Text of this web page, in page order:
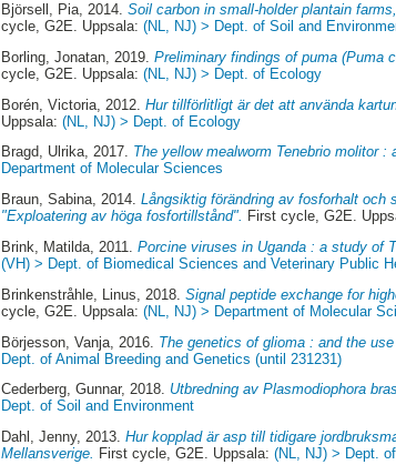
Björsell, Pia, 2014.Soil carbon in small-holder plantain
cycle, G2E. Uppsala:(NL, NJ) > Dept. of Soil and
Borling, Jonatan , 2019.Preliminary findings of puma (Puma
cycle, G2E. Uppsala:(NL, NJ) > Dept. of Ecology
Borén, Victoria , 2012.Hur tillförlitligt är det att använda
Uppsala:(NL, NJ) > Dept. of Ecology
Bragd, Ulrika, 2017. The yellow mealworm Tenebrio molitor
Department of Molecular Sciences
Braun, Sabina, 2014.Långsiktig förändring av fosforhalt och
"Exploatering av höga fosfortillstånd". First cycle, G2E.
Brink, Matilda, 2011.Porcine viruses in Uganda : a study of
(VH) > Dept. of Biomedical Sciences and Veterinary Public
Brinkenstråhle, Linus , 2018.Signal peptide exchange for
cycle, G2E. Uppsala:(NL, NJ) > Department of Molecular
Börjesson, Vanja , 2016. The genetics of glioma : and the
Dept. of Animal Breeding and Genetics (until 231231)
Cederberg, Gunnar, 2018. Utbredning av Plasmodiophora
Dept. of Soil and Environment
Dahl, Jenny, 2013.Hur kopplad är asp till tidigare
Mellansverige. First cycle, G2E. Uppsala:(NL, NJ) > Dept.